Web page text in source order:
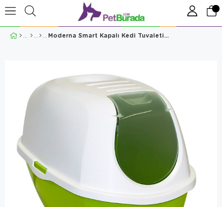
Moderna Smart Kapalı Kedi Tuvaleti 53 Cm Yeşil